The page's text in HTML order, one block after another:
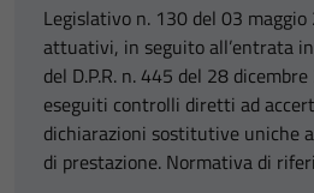
Legislativo n. 130 del 03
attuativi, in seguito all’entrata
del D.P.R. n. 445 del 28
eseguiti controlli diretti ad
dichiarazioni sostitutive uniche
di prestazione. Normativa di